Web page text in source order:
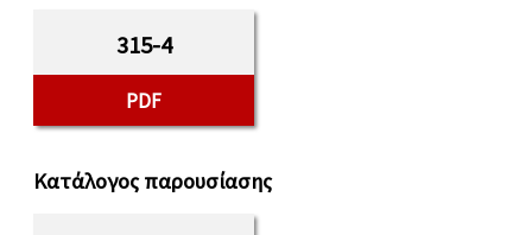
315-4
PDF
Κατάλογος παρουσίασης